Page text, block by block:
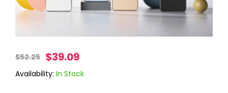
$52.25 $39.09
Availability: In Stock